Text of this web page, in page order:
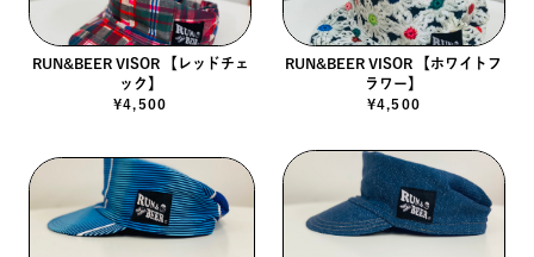
RUN&BEER VISOR 【レッドチェ
ック】
¥4,500
RUN&BEER VISOR 【ホワイトフ
ラワー】
¥4,500